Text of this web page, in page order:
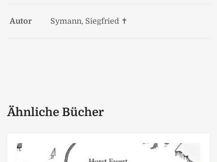
Autor Symann, Siegfried ✝
Ähnliche Bücher